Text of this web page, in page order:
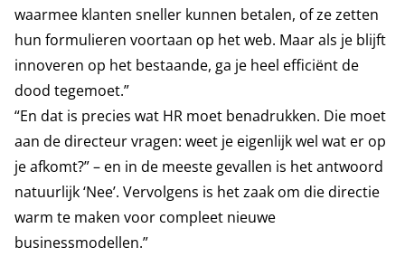
waarmee klanten sneller kunnen betalen, of ze zetten
hun formulieren voortaan op het web. Maar als je blijft
innoveren op het bestaande, ga je heel efficiënt de
dood tegemoet.”
“En dat is precies wat HR moet benadrukken. Die moet
aan de directeur vragen: weet je eigenlijk wel wat er op
je afkomt?” – en in de meeste gevallen is het antwoord
natuurlijk ‘Nee’. Vervolgens is het zaak om die directie
warm te maken voor compleet nieuwe
businessmodellen.”